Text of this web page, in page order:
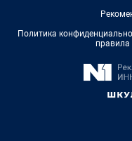
Политика
правила